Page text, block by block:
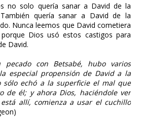
no solo quería sanar a David de la
quería sanar a David de la
Nunca leemos que David cometiera
Dios usó estos castigos para
David.
pecado con Betsabé, hubo varios
especial propensión de David a la
sólo echó a la superficie el mal que
de él; y ahora Dios, haciéndole ver
allí, comienza a usar el cuchillo